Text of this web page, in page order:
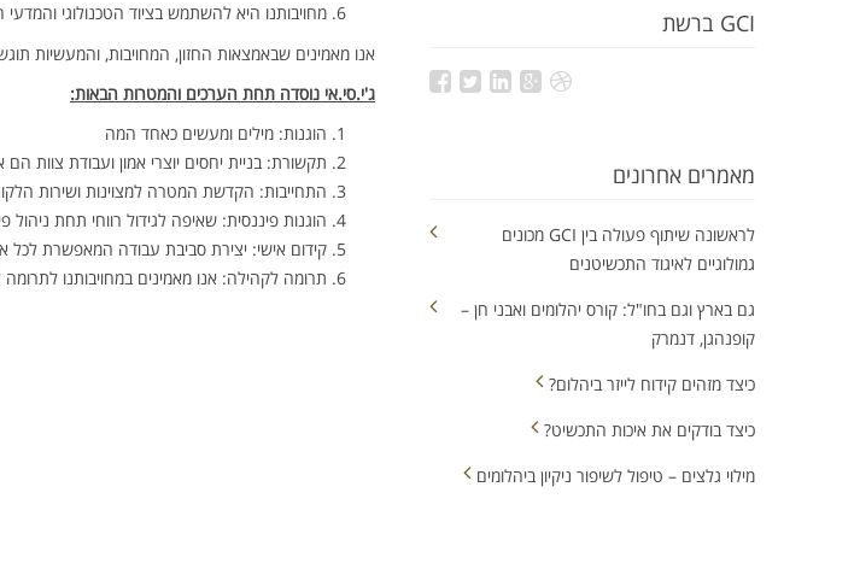
מחויבותנו היא להשתמש בציוד הטכנולוגי
אנו מאמינים שבאמצאות החזון, המחויבות, והמעשיות
ג'י.סי.אי נוסדה תחת הערכים והמטרות הבאות:
הוגנות: מילים ומעשים כאחד המה
תקשורת: בניית יחסים יוצרי אמון ועבודת צוות
התחייבות: הקדשת המטרה למצוינות ושירות
הוגנות פיננסית: שאיפה לגידול רווחי תחת
קידום אישי: יצירת סביבת עבודה המאפשרת לכל
תרומה לקהילה: אנו מאמינים במחויבותנו
GCI ברשת
מאמרים אחרונים
לראשונה שיתוף פעולה בין GCI מכונים
גמולוגיים לאיגוד התכשיטנים
גם בארץ וגם בחו"ל: קורס יהלומים ואבני חן –
קופנהגן, דנמרק
כיצד מזהים קידוח לייזר ביהלום?
כיצד בודקים את איכות התכשיט?
מילוי גלצים – טיפול לשיפור ניקיון ביהלומים